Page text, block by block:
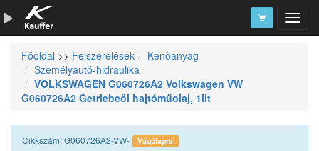
Szerszámkatalógus
Kosár
Főoldal >> Felszerelések
Kenőanyag
Személyautó-hidraulika
VOLKSWAGEN G060726A2 Volkswagen VW
G060726A2 Getriebeöl hajtóműolaj, 1lit
Cikkszám: G060726A2-VW- Vágólapra